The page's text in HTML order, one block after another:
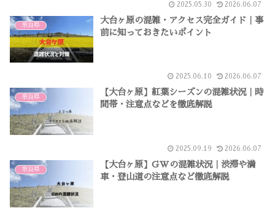
2025.05.30 2026.06.07
奈良県
大台ヶ原の混雑・アクセス完全ガイド｜事
前に知っておきたいポイント
2025.06.10 2026.06.07
奈良県
【大台ヶ原】紅葉シーズンの混雑状況｜時
間帯・注意点などを徹底解説
2025.09.19 2026.06.07
奈良県
【大台ヶ原】GWの混雑状況｜渋滞や満
車・登山道の注意点など徹底解説